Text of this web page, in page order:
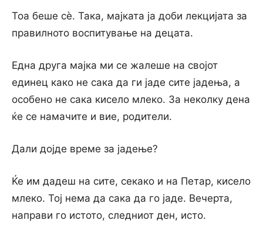
Тоа беше сѐ. Така, мајката ја доби лекцијата за
правилното воспитување на децата.
Една друга мајка ми се жалеше на својот
единец како не сака да ги јаде сите јадења, а
особено не сака кисело млеко. За неколку дена
ќе се намачите и вие, родители.
Дали дојде време за јадење?
Ќе им дадеш на сите, секако и на Петар, кисело
млеко. Тој нема да сака да го јаде. Вечерта,
направи го истото, следниот ден, исто.